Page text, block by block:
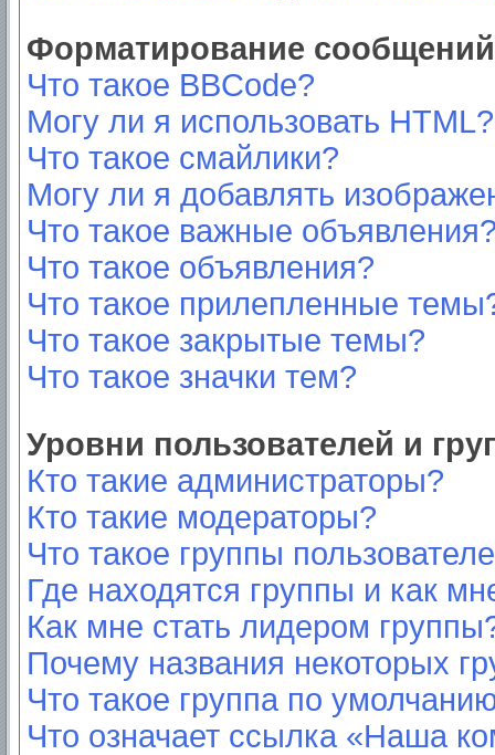
Форматирование
Что такое BBCode?
Могу ли я использовать HTML?
Что такое смайлики?
Могу ли я добавлять
Что такое важные
Что такое объявления?
Что такое прилепленные
Что такое закрытые темы?
Что такое значки тем?
Уровни пользователей и
Кто такие администраторы?
Кто такие модераторы?
Что такое группы
Где находятся группы и как
Как мне стать лидером
Почему названия некоторых
Что такое группа по
Что означает ссылка «Наша